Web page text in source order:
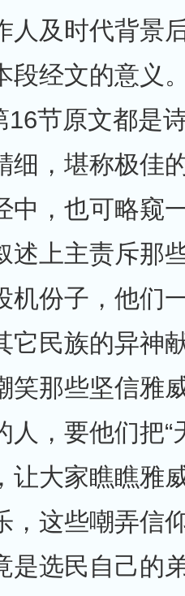
人及时代背景
段经文的意义
16节原文都是
细，堪称极佳
中，也可略窥
述上主责斥那
机份子，他们
它民族的异神
笑那些坚信雅
人，要他们把“
让大家瞧瞧雅
，这些嘲弄信
是选民自己的